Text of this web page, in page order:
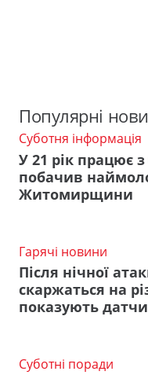
Популярні
Суботня інформація
У 21 рік працює
побачив
Житомирщини
Гарячі новини
Після нічної
скаржаться на
показують
Суботні поради